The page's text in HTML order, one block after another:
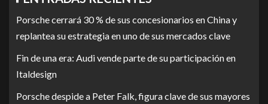
Porsche cerrará 30 % de sus concesionarios en China y
replantea su estrategia en uno de sus mercados clave
Fin de una era: Audi vende parte de su participación en
Italdesign
Porsche despide a Peter Falk, figura clave de sus mayores